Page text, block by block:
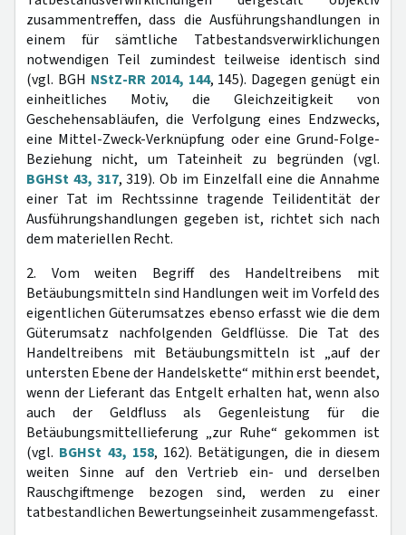
zusammentreffen, dass die Ausführungshandlungen in
einem für sämtliche Tatbestandsverwirklichungen
notwendigen Teil zumindest teilweise identisch sind
(vgl. BGH NStZ-RR 2014, 144, 145). Dagegen genügt ein
einheitliches Motiv, die Gleichzeitigkeit von
Geschehensabläufen, die Verfolgung eines Endzwecks,
eine Mittel-Zweck-Verknüpfung oder eine Grund-Folge-
Beziehung nicht, um Tateinheit zu begründen (vgl.
BGHSt 43, 317, 319). Ob im Einzelfall eine die Annahme
einer Tat im Rechtssinne tragende Teilidentität der
Ausführungshandlungen gegeben ist, richtet sich nach
dem materiellen Recht.
2. Vom weiten Begriff des Handeltreibens mit
Betäubungsmitteln sind Handlungen weit im Vorfeld des
eigentlichen Güterumsatzes ebenso erfasst wie die dem
Güterumsatz nachfolgenden Geldflüsse. Die Tat des
Handeltreibens mit Betäubungsmitteln ist „auf der
untersten Ebene der Handelskette“ mithin erst beendet,
wenn der Lieferant das Entgelt erhalten hat, wenn also
auch der Geldfluss als Gegenleistung für die
Betäubungsmittellieferung „zur Ruhe“ gekommen ist
(vgl. BGHSt 43, 158, 162). Betätigungen, die in diesem
weiten Sinne auf den Vertrieb ein- und derselben
Rauschgiftmenge bezogen sind, werden zu einer
tatbestandlichen Bewertungseinheit zusammengefasst.